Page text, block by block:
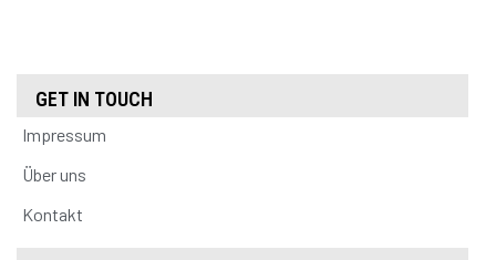
GET IN TOUCH
Impressum
Über uns
Kontakt